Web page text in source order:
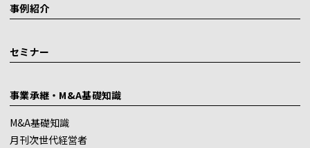
事例紹介
セミナー
事業承継・M&A基礎知識
M&A基礎知識
月刊次世代経営者